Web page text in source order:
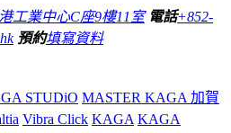
工業中心C座9樓11室 電話+852-
預約填寫資料
STUDiO MASTER KAGA 加賀
Vibra Click KAGA KAGA